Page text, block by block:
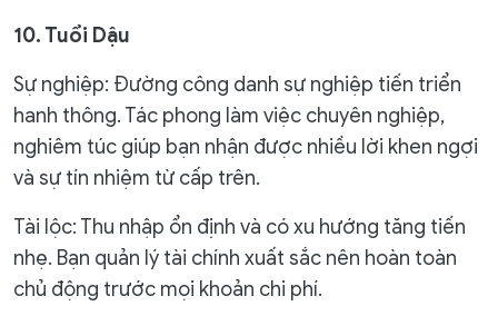
10. Tuổi Dậu
Sự nghiệp: Đường công danh sự nghiệp tiến triển
hanh thông. Tác phong làm việc chuyên nghiệp,
nghiêm túc giúp bạn nhận được nhiều lời khen ngợi
và sự tín nhiệm từ cấp trên.
Tài lộc: Thu nhập ổn định và có xu hướng tăng tiến
nhẹ. Bạn quản lý tài chính xuất sắc nên hoàn toàn
chủ động trước mọi khoản chi phí.